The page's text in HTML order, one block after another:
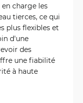
charge les
tierces, ce qui
plus flexibles et
d'une
des
une fiabilité
à haute